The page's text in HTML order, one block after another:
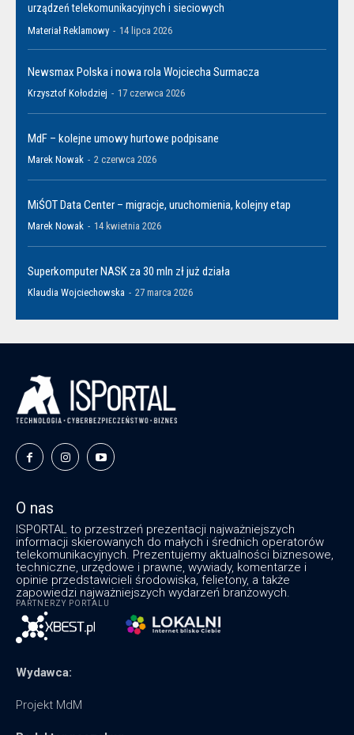
urządzeń telekomunikacyjnych i sieciowych
Materiał Reklamowy - 14 lipca 2026
Newsmax Polska i nowa rola Wojciecha Surmacza
Krzysztof Kołodziej - 17 czerwca 2026
MdF – kolejne umowy hurtowe podpisane
Marek Nowak - 2 czerwca 2026
MiŚOT Data Center – migracje, uruchomienia, kolejny etap
Marek Nowak - 14 kwietnia 2026
Superkomputer NASK za 30 mln zł już działa
Klaudia Wojciechowska - 27 marca 2026
O nas
ISPORTAL to przestrzeń prezentacji najważniejszych
informacji skierowanych do małych i średnich operatorów
telekomunikacyjnych. Prezentujemy aktualności biznesowe,
techniczne, urzędowe i prawne, wywiady, komentarze i
opinie przedstawicieli środowiska, felietony, a także
zapowiedzi najważniejszych wydarzeń branżowych.
PARTNERZY PORTALU
Wydawca:
Projekt MdM